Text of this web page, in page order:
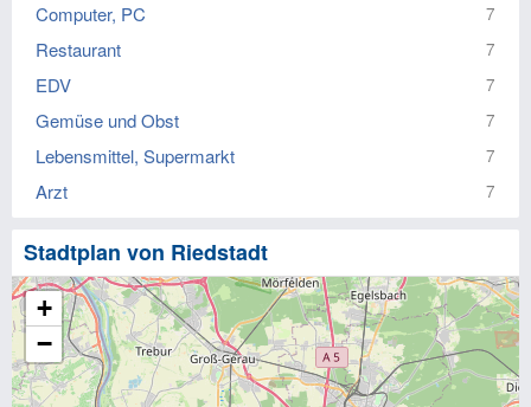
Computer, PC 7
Restaurant 7
EDV 7
Gemüse und Obst 7
Lebensmittel, Supermarkt 7
Arzt 7
Stadtplan von Riedstadt
+
−